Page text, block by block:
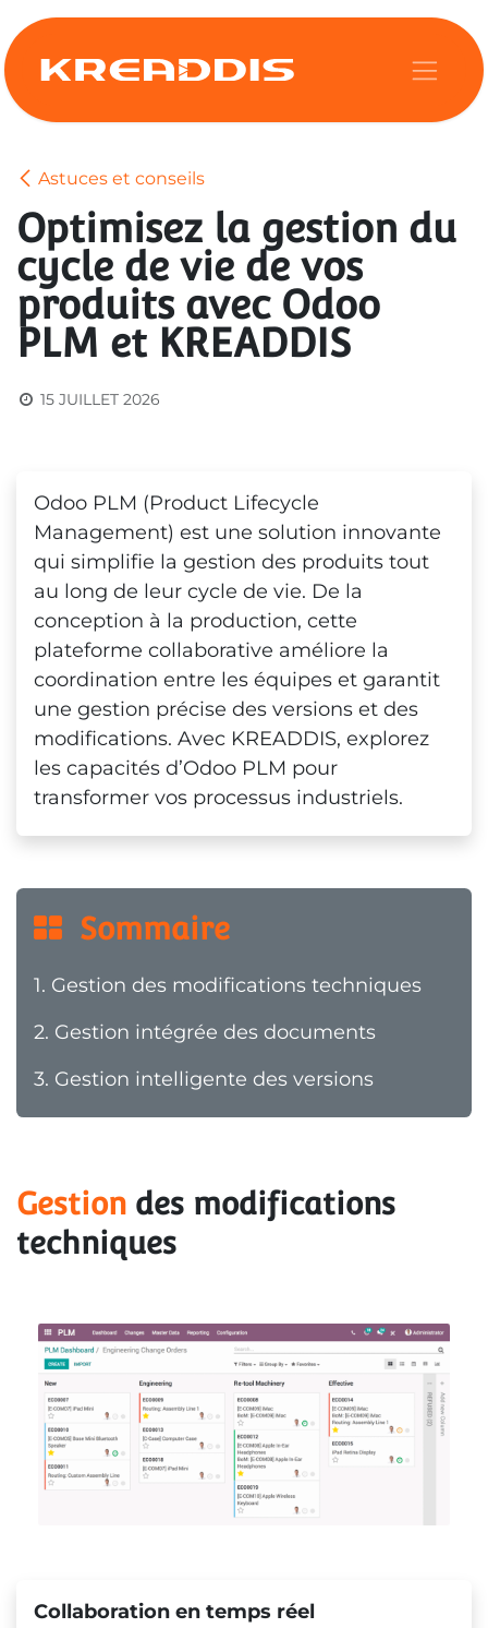
Se rendre au contenu
Astuces et conseils
Optimisez la gestion du
cycle de vie de vos
produits avec Odoo
PLM et KREADDIS
15 JUILLET 2026
Odoo PLM (Product Lifecycle
Management) est une solution innovante
qui simplifie la gestion des produits tout
au long de leur cycle de vie. De la
conception à la production, cette
plateforme collaborative améliore la
coordination entre les équipes et garantit
une gestion précise des versions et des
modifications. Avec KREADDIS, explorez
les capacités d’Odoo PLM pour
transformer vos processus industriels.
  Sommaire
1. Gestion des modifications techniques
2. Gestion intégrée des documents
3. Gestion intelligente des versions
Gestion des modifications
techniques
Collaboration en temps réel